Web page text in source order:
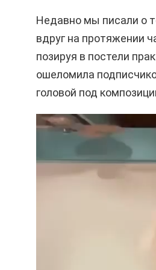
Недавно мы писали о
вдруг на протяжении
позируя в постели
ошеломила
головой под
В
д